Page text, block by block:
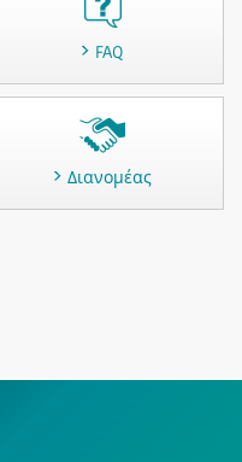
FAQ
Διανομέας